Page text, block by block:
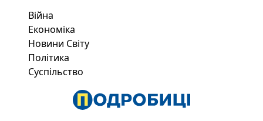
Війна
Економіка
Новини Світу
Політика
Суспільство